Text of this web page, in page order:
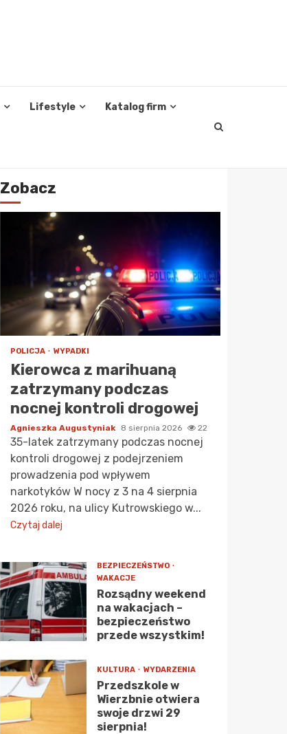
Lifestyle Katalog firm
Zobacz
POLICJA WYPADKI
Kierowca z marihuaną
zatrzymany podczas
nocnej kontroli drogowej
Agnieszka Augustyniak 8 sierpnia 2026 22
35-latek zatrzymany podczas nocnej
kontroli drogowej z podejrzeniem
prowadzenia pod wpływem
narkotyków W nocy z 3 na 4 sierpnia
2026 roku, na ulicy Kutrowskiego w...
Czytaj dalej
BEZPIECZEŃSTWO
WAKACJE
Rozsądny weekend
na wakacjach –
bezpieczeństwo
przede wszystkim!
KULTURA WYDARZENIA
Przedszkole w
Wierzbnie otwiera
swoje drzwi 29
sierpnia!